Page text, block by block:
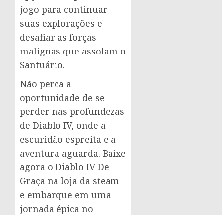
jogo para continuar
suas explorações e
desafiar as forças
malignas que assolam o
Santuário.
Não perca a
oportunidade de se
perder nas profundezas
de Diablo IV, onde a
escuridão espreita e a
aventura aguarda. Baixe
agora o Diablo IV De
Graça na loja da steam
e embarque em uma
jornada épica no